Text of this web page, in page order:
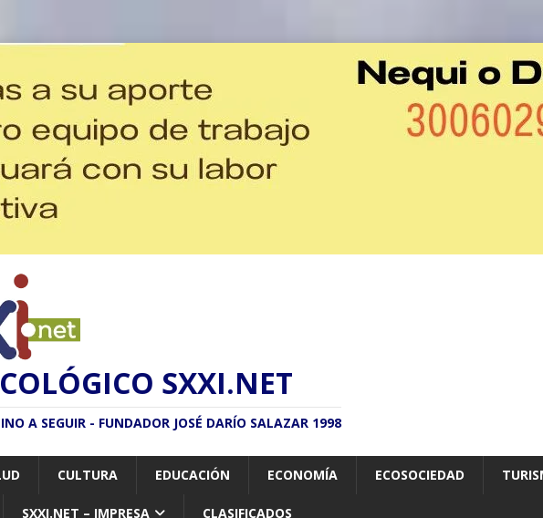
SXXI.NET
A SEGUIR - FUNDADOR JOSÉ DARÍO SALAZAR 1998
CULTURA EDUCACIÓN ECONOMÍA ECOSOCIEDAD
SXXI.NET – IMPRESA CLASIFICADOS